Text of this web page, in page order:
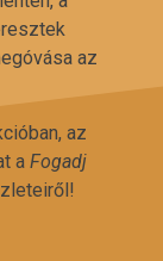
az
az
a Fogadj